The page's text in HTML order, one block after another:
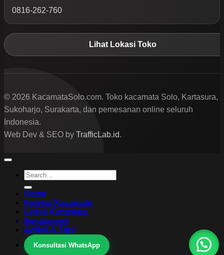
0816-262-760
Lihat Lokasi Toko
© 2026 KacamataSolo.com. Toko kacamata Solo, Kartasura,
Sukoharjo, Surakarta, dan pemesanan online seluruh
Indonesia.
Web Dev & SEO by TrafficLab.id.
Search
for:
Home
Koleksi Kacamata
Lensa Kacamata
Sunglasses
Artikel & TIps
Konsultasi WhatsApp